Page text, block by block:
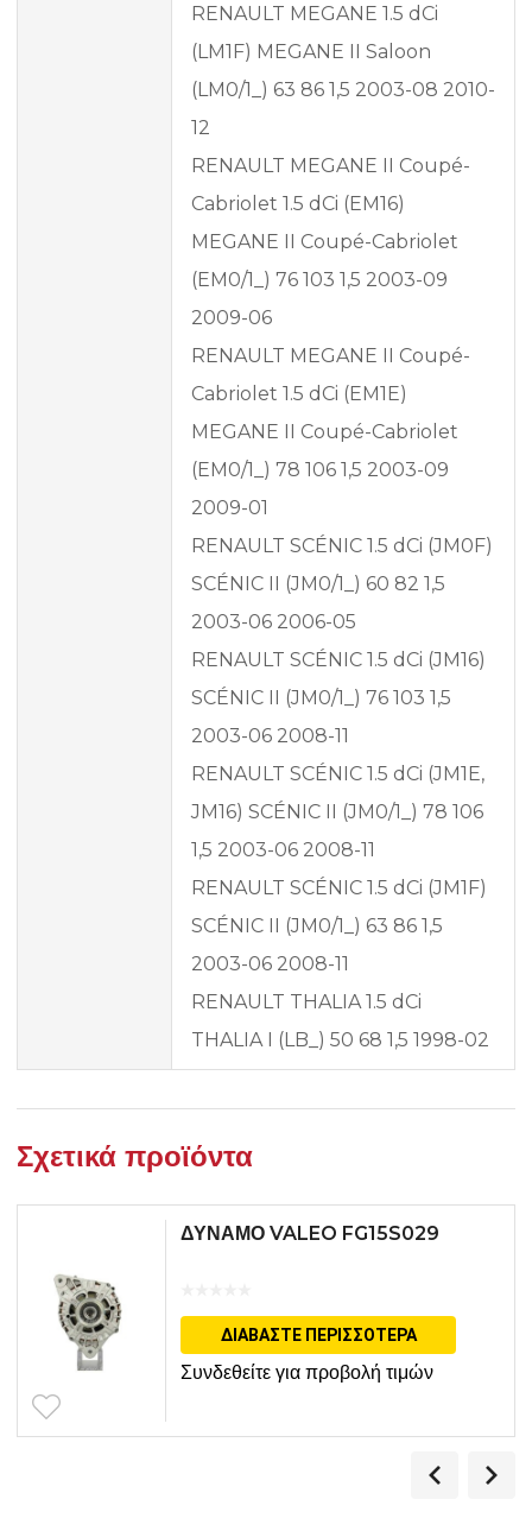
RENAULT MEGANE 1.5 dCi
(LM1F) MEGANE II Saloon
(LM0/1_) 63 86 1,5 2003-08 2010-
12
RENAULT MEGANE II Coupé-
Cabriolet 1.5 dCi (EM16)
MEGANE II Coupé-Cabriolet
(EM0/1_) 76 103 1,5 2003-09
2009-06
RENAULT MEGANE II Coupé-
Cabriolet 1.5 dCi (EM1E)
MEGANE II Coupé-Cabriolet
(EM0/1_) 78 106 1,5 2003-09
2009-01
RENAULT SCÉNIC 1.5 dCi (JM0F)
SCÉNIC II (JM0/1_) 60 82 1,5
2003-06 2006-05
RENAULT SCÉNIC 1.5 dCi (JM16)
SCÉNIC II (JM0/1_) 76 103 1,5
2003-06 2008-11
RENAULT SCÉNIC 1.5 dCi (JM1E,
JM16) SCÉNIC II (JM0/1_) 78 106
1,5 2003-06 2008-11
RENAULT SCÉNIC 1.5 dCi (JM1F)
SCÉNIC II (JM0/1_) 63 86 1,5
2003-06 2008-11
RENAULT THALIA 1.5 dCi
THALIA I (LB_) 50 68 1,5 1998-02
Σχετικά προϊόντα
ΔΥΝΑΜΟ VALEO FG15S029
ΔΙΑΒΆΣΤΕ ΠΕΡΙΣΣΌΤΕΡΑ
Συνδεθείτε για προβολή τιμών